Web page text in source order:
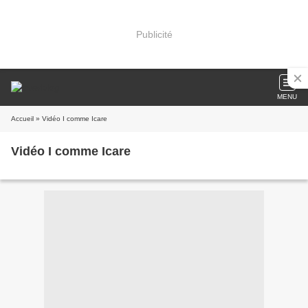
Publicité
MENU
Accueil » Vidéo I comme Icare
Vidéo I comme Icare